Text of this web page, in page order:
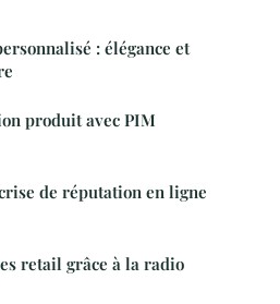
: élégance et
produit avec PIM
de réputation en ligne
retail grâce à la radio